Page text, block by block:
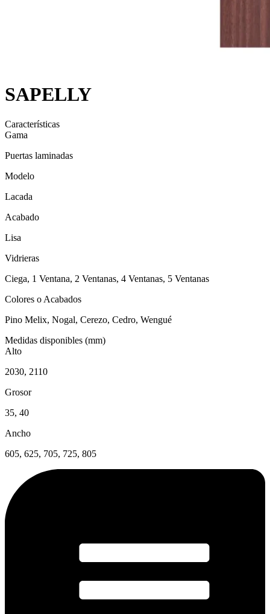
SAPELLY
Características
Gama
Puertas laminadas
Modelo
Lacada
Acabado
Lisa
Vidrieras
Ciega, 1 Ventana, 2 Ventanas, 4 Ventanas, 5 Ventanas
Colores o Acabados
Pino Melix, Nogal, Cerezo, Cedro, Wengué
Medidas disponibles (mm)
Alto
2030, 2110
Grosor
35, 40
Ancho
605, 625, 705, 725, 805